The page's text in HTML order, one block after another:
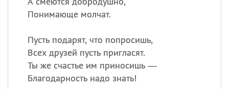
Понимающе молчат.
Пусть подарят, что попросишь,
Всех друзей пусть пригласят.
Ты же счастье им приносишь —
Благодарность надо знать!